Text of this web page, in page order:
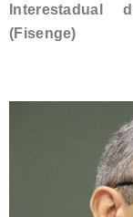
Interestadual
(Fisenge)